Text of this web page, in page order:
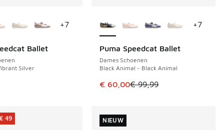
aanbieding Prijs verlaagd van € 129,99 naar € 80,00
Ballet
Silver
+7
Puma Speedcat Ballet
Dames Schoenen
Black Animal - Black Animal
Dit artikel is in de uitverkoop. Dit
€ 60,00€ 99,99
BESPAAR € 39
+7
49 NIEUW